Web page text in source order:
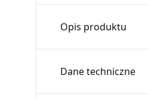
Opis produktu
podstawę komina.
Dane techniczne